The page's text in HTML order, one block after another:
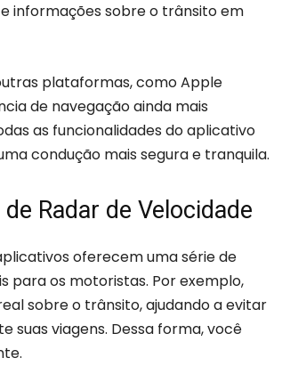
informações sobre o trânsito em
plataformas, como Apple
de navegação ainda mais
as funcionalidades do aplicativo
condução mais segura e tranquila.
Radar de Velocidade
oferecem uma série de
para os motoristas. Por exemplo,
sobre o trânsito, ajudando a evitar
viagens. Dessa forma, você